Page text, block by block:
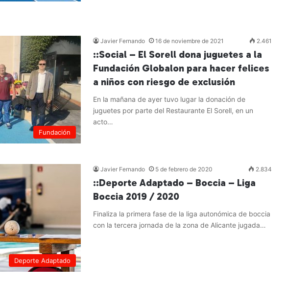
Fundación
Javier Fernando 16 de noviembre de 2021 2.461
::Social – El Sorell dona juguetes a la
Fundación Globalon para hacer felices
a niños con riesgo de exclusión
En la mañana de ayer tuvo lugar la donación de
juguetes por parte del Restaurante El Sorell, en un
acto…
Deporte Adaptado
Javier Fernando 5 de febrero de 2020 2.834
::Deporte Adaptado – Boccia – Liga
Boccia 2019 / 2020
Finaliza la primera fase de la liga autonómica de boccia
con la tercera jornada de la zona de Alicante jugada…